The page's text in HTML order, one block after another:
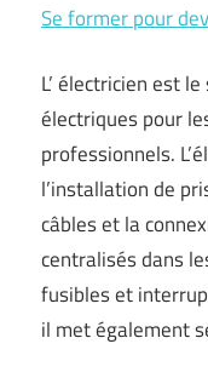
Se former pour
L’ électricien est
électriques pour
professionnels.
l’installation de
câbles et la
centralisés dans
fusibles et
il met également